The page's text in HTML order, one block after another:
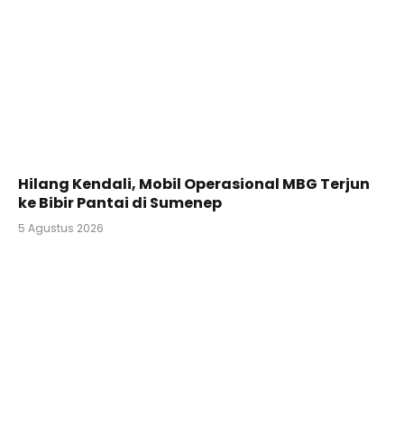
Hilang Kendali, Mobil Operasional MBG Terjun
ke Bibir Pantai di Sumenep
5 Agustus 2026